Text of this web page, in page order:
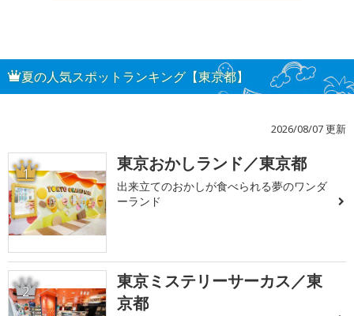
夏の人気スポットランキング【東京都】
2026/08/07 更新
1 東京おかしランド／東京都
出来立てのおかしが食べられる夢のワンダ
ーランド
2
東京ミステリーサーカス／東
京都